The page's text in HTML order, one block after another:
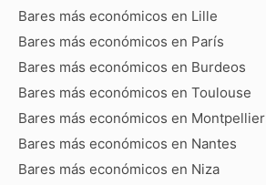
Bares más económicos en Lille
Bares más económicos en París
Bares más económicos en Burdeos
Bares más económicos en Toulouse
Bares más económicos en Montpellier
Bares más económicos en Nantes
Bares más económicos en Niza